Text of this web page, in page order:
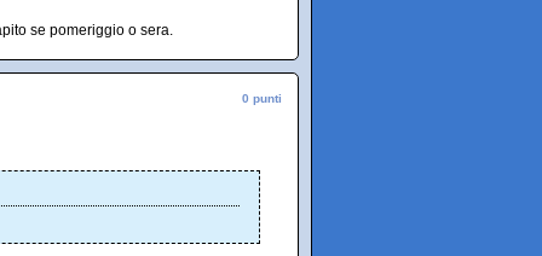
se pomeriggio o sera.
0 punti